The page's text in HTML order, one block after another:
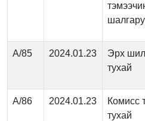
А/85 2024.01.23
Эрх
тухай
А/86 2024.01.23
Комисс
тухай